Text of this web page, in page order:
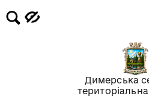
Димерська
Димерської
Комісія з
щодо
управління